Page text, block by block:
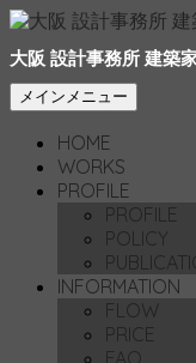
大阪 設計事務所 建築
検
索
メインメニュー
へ
移
動
HOME
WORKS
PROFILE
PROFILE
POLICY
INFORMATION
FLOW
PRICE